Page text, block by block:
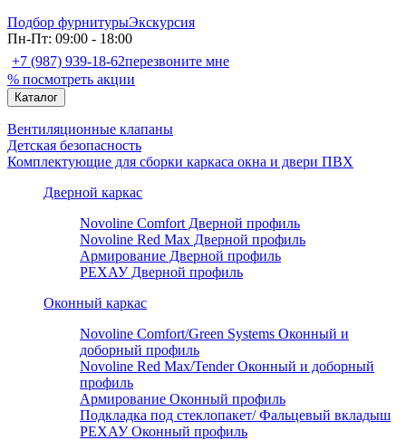
Подбор фурнитурыЭкскурсия
Пн-Пт: 09:00 - 18:00
+7 (987) 939-18-62перезвоните мне
% посмотреть акции
Каталог
Вентиляционные клапаны
Детская безопасность
Комплектующие для сборки каркаса окна и двери ПВХ
Дверной каркас
Novoline Comfort Дверной профиль
Novoline Red Мax Дверной профиль
Армирование Дверной профиль
РЕХАУ Дверной профиль
Оконный каркас
Novoline Comfort/Green Systems Оконный и
доборный профиль
Novoline Red Max/Tender Оконный и доборный
профиль
Армирование Оконный профиль
Подкладка под стеклопакет/ Фальцевый вкладыш
РЕХАУ Оконный профиль